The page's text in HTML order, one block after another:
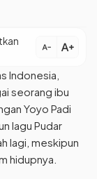
text_decrease text_increase
Indonesia,
seorang ibu
Yoyo Padi
lagu Pudar
lagi, meskipun
hidupnya.